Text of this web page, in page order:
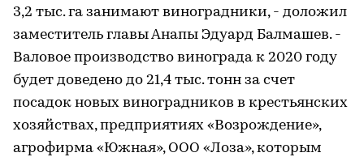
3,2 тыс. га занимают виноградники, - доложил
заместитель главы Анапы Эдуард Балмашев. -
Валовое производство винограда к 2020 году
будет доведено до 21,4 тыс. тонн за счет
посадок новых виноградников в крестьянских
хозяйствах, предприятиях «Возрождение»,
агрофирма «Южная», ООО «Лоза», которым